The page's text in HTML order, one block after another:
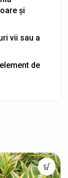
și
vii sau a
de